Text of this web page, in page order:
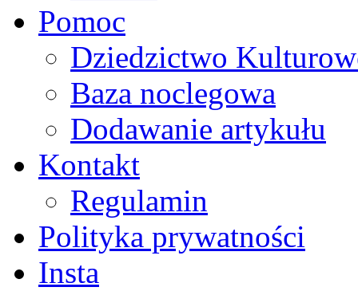
Pomoc
Dziedzictwo
Baza noclegowa
Dodawanie artykułu
Kontakt
Regulamin
Polityka prywatności
Insta